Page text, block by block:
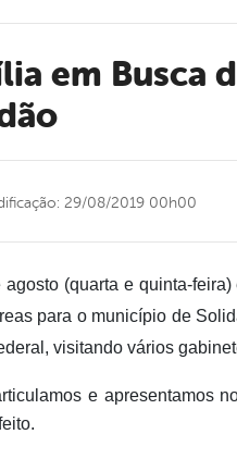
29/08/2019 00h00
(quarta e quinta-feira)
para o município de
visitando vários
e apresentamos